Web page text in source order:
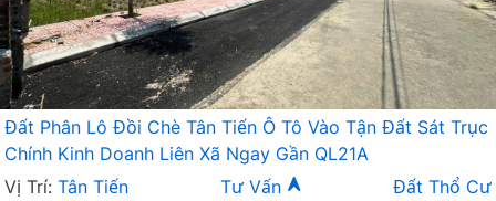
Đất Phân Lô Đồi Chè Tân Tiến Ô Tô Vào Tận Đất Sát Trục
Chính Kinh Doanh Liên Xã Ngay Gần QL21A
Vị Trí: Tân Tiến Tư Vấn Đất Thổ Cư